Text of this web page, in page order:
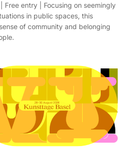
Free entry | Focusing on seemingly
in public spaces, this
of community and belonging